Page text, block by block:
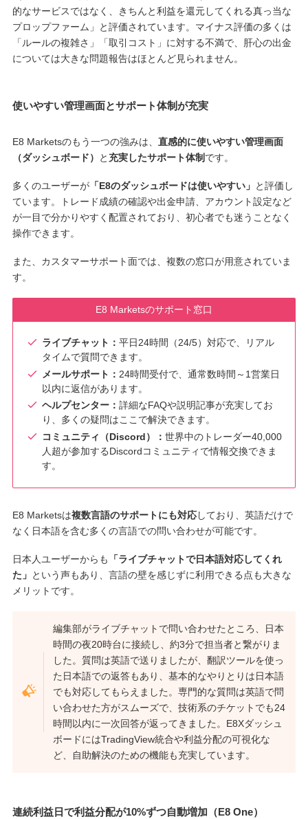
的なサービスではなく、きちんと利益を還元してくれる真っ当な
プロップファーム」と評価されています。マイナス評価の多くは
「ルールの複雑さ」「取引コスト」に対する不満で、肝心の出金
については大きな問題報告はほとんど見られません。
使いやすい管理画面とサポート体制が充実
E8 Marketsのもう一つの強みは、 直感的に使いやすい管理画面
（ダッシュボード）
と 充実したサポート体制です。
多くのユーザーが「E8のダッシュボードは使いやすい」 と評価し
ています。トレード成績の確認や出金申請、アカウント設定など
が一目で分かりやすく配置されており、初心者でも迷うことなく
操作できます。
また、カスタマーサポート面では、複数の窓口が用意されていま
す。
E8 Marketsのサポート窓口
ライブチャット： 平日24時間（24/5）対応で、リアル
タイムで質問できます。
メールサポート： 24時間受付で、通常数時間～1営業日
以内に返信があります。
ヘルプセンター： 詳細なFAQや説明記事が充実してお
り、多くの疑問はここで解決できます。
コミュニティ（Discord）： 世界中のトレーダー40,000
人超が参加するDiscordコミュニティで情報交換できま
す。
E8 Marketsは複数言語のサポートにも対応しており、英語だけで
なく日本語を含む多くの言語での問い合わせが可能です。
日本人ユーザーからも
「ライブチャットで日本語対応してくれ
た」 という声もあり、言語の壁を感じずに利用できる点も大きな
メリットです。
編集部がライブチャットで問い合わせたところ、日本
時間の夜20時台に接続し、約3分で担当者と繋がりま
した。質問は英語で送りましたが、翻訳ツールを使っ
た日本語での返答もあり、基本的なやりとりは日本語
でも対応してもらえました。専門的な質問は英語で問
い合わせた方がスムーズで、技術系のチケットでも24
時間以内に一次回答が返ってきました。E8Xダッシュ
ボードにはTradingView統合や利益分配の可視化な
ど、自助解決のための機能も充実しています。
連続利益日で利益分配が10%ずつ自動増加（E8 One）